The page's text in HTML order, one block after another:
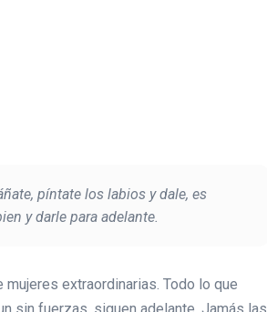
píntate los labios y dale, es
y darle para adelante.
extraordinarias. Todo lo que